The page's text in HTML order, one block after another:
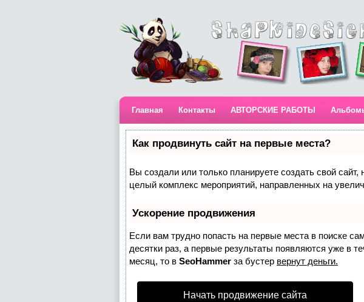
Главная Контакты АВТОРСКИЕ РАБОТЫ
Как продвинуть сайт на первые места?
Вы создали или только планируете создать свой
целый комплекс мероприятий, направленных на
Ускорение продвижения
Если вам трудно попасть на первые места в поиске
десятки раз, а первые результаты появляются уже в
месяц, то в SeoHammer за бустер вернут деньги.
Начать продвижение сайта